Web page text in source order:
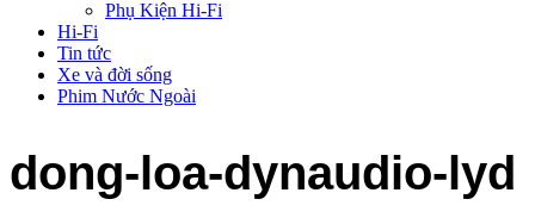
Phụ Kiện Hi-Fi
Hi-Fi
Tin tức
Xe và đời sống
Phim Nước Ngoài
dong-loa-dynaudio-lyd